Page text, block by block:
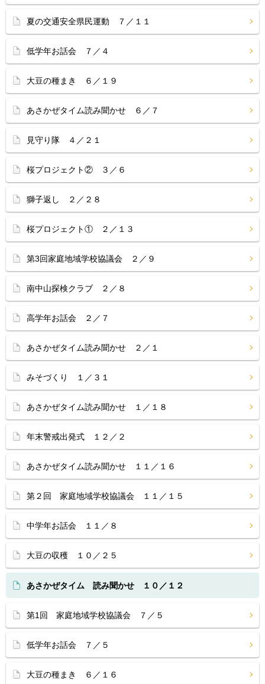
夏の交通安全県民運動 ７／１１
低学年お話会 ７／４
大豆の種まき ６／１９
あさかぜタイム読み聞かせ ６／７
見守り隊 ４／２１
桜プロジェクト② ３／６
獅子返し ２／２８
桜プロジェクト① ２／１３
第3回家庭地域学校協議会 ２／９
南中山探検クラブ ２／８
高学年お話会 ２／７
あさかぜタイム読み聞かせ ２／１
みそづくり １／３１
あさかぜタイム読み聞かせ １／１８
年末警戒出発式 １２／２
あさかぜタイム読み聞かせ １１／１６
第２回 家庭地域学校協議会 １１／１５
中学年お話会 １１／８
大豆の収穫 １０／２５
あさかぜタイム 読み聞かせ １０／１２
第1回 家庭地域学校協議会 ７／５
低学年お話会 ７／５
大豆の種まき ６／１６